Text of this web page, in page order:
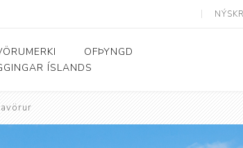
OFÞYNGD
ÍSLANDS